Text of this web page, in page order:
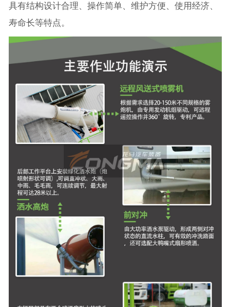
具有结构设计合理、操作简单、维护方便、使用经济、
寿命长等特点。